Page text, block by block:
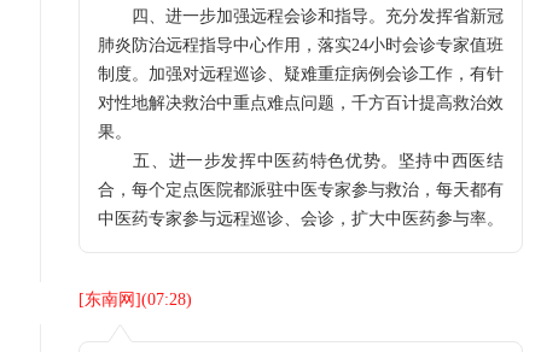
四、进一步加强远程会诊和指导。充分发挥省新冠
肺炎防治远程指导中心作用，落实24小时会诊专家值班
制度。加强对远程巡诊、疑难重症病例会诊工作，有针
对性地解决救治中重点难点问题，千方百计提高救治效
果。
五、进一步发挥中医药特色优势。坚持中西医结
合，每个定点医院都派驻中医专家参与救治，每天都有
中医药专家参与远程巡诊、会诊，扩大中医药参与率。
[东南网 ](07:28)